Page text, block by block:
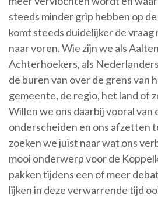
steeds minder grip hebben op
komt steeds duidelijker de
naar voren. Wie zijn we als
Achterhoekers, als
de buren van over de grens van
gemeente, de regio, het land of
Willen we ons daarbij vooral van
onderscheiden en ons afzetten
zoeken we juist naar wat ons
mooi onderwerp voor de
pakken tijdens een of meer
lijken in deze verwarrende tijd